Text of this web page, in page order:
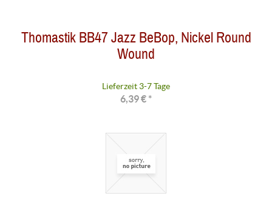
Thomastik BB47 Jazz BeBop, Nickel Round
Wound
Lieferzeit 3-7 Tage
6,39 € *